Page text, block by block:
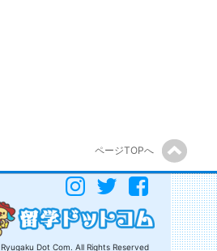
ページTOPへ
Ryugaku Dot Com. All Rights Reserved